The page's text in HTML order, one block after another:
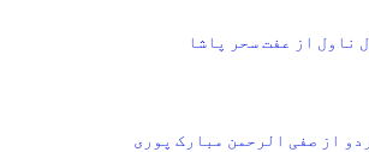
ناول از عفت سحر پاشا
از صفی الرحمن مبارک پوری